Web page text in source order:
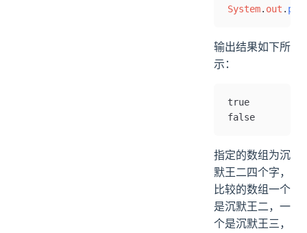
System. out .
输出结果如下所
示：
true
false
指定的数组为沉
默王二四个字，
比较的数组一个
是沉默王二，一
个是沉默王三，